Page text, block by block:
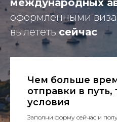
международных
оформленными
вылететь сейчас
Чем больше
отправки в
условия
Заполни форму сейчас и